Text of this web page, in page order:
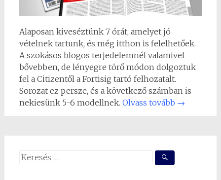
Alaposan kiveséztünk 7 órát, amelyet jó
vételnek tartunk, és még itthon is felelhetőek.
A szokásos blogos terjedelemnél valamivel
bővebben, de lényegre törő módon dolgoztuk
fel a Citizentől a Fortisig tartó felhozatalt.
Sorozat ez persze, és a következő számban is
nekiesünk 5-6 modellnek. Olvass tovább →
Search